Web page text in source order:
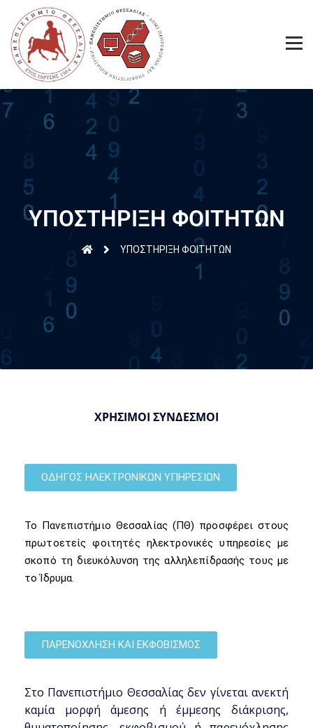
ΥΠΟΣΤΗΡΙΞΗ ΦΟΙΤΗΤΩΝ
ΥΠΟΣΤΗΡΙΞΗ ΦΟΙΤΗΤΩΝ
ΧΡΗΣΙΜΟΙ ΣΥΝΔΕΣΜΟΙ
ΟΔΗΓΟΣ ΗΛΕΚΤΡΟΝΙΚΩΝ ΥΠΗΡΕΣΙΩΝ
Το Πανεπιστήμιο Θεσσαλίας (ΠΘ) προσφέρει στους
πρωτοετείς φοιτητές ηλεκτρονικές υπηρεσίες με
σκοπό τη διευκόλυνση της αλληλεπίδρασής τους με
το Ίδρυμα.
ΠΑΡΕΝΟΧΛΗΣΗ ΚΑΙ ΕΚΦΟΒΙΣΜΟΣ
Στο Πανεπιστήμιο Θεσσαλίας δεν γίνεται ανεκτή
καμία μορφή άμεσης ή έμμεσης διάκρισης,